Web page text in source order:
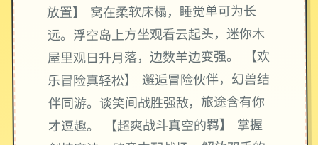
放置】 窝在柔软床榻，睡觉单可为长
远。浮空岛上方坐观看云起头，迷你木
屋里观日升月落，边数羊边变强。 【欢
乐冒险真轻松】 邂逅冒险伙伴，幻兽结
伴同游。谈笑间战胜强敌，旅途含有你
才逗趣。 【超爽战斗真空的羁】 掌握